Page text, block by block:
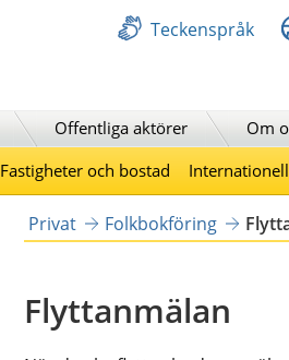
Teckenspråk
Offentliga aktörer
Om
Fastigheter och bostad
Privat Folkbokföring
Flyttanmälan